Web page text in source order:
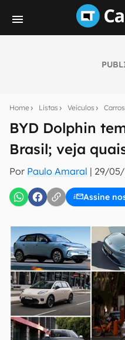
Home Listas Veículos Carros
BYD Dolphin
Brasil; veja
Por Paulo Amaral | 29/
Assine
notícias e reviews
mão.
E-mail
Confirmo que li, aceito e
Uso e Política de